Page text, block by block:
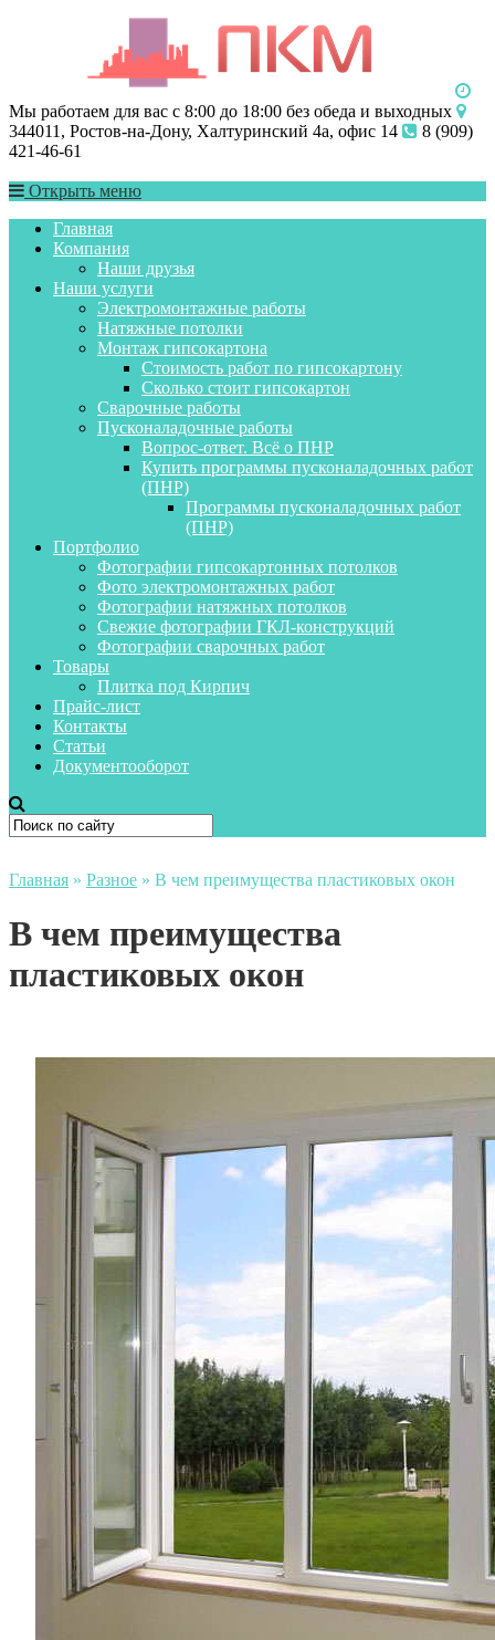
Мы работаем для вас с 8:00 до 18:00 без обеда и выходных
344011, Ростов-на-Дону, Халтуринский 4а, офис 14
8 (909)
421-46-61
Открыть меню
Главная
Компания
Наши друзья
Наши услуги
Электромонтажные работы
Натяжные потолки
Монтаж гипсокартона
Стоимость работ по гипсокартону
Сколько стоит гипсокартон
Сварочные работы
Пусконаладочные работы
Вопрос-ответ. Всё о ПНР
Купить программы пусконаладочных работ
(ПНР)
Программы пусконаладочных работ
(ПНР)
Портфолио
Фотографии гипсокартонных потолков
Фото электромонтажных работ
Фотографии натяжных потолков
Свежие фотографии ГКЛ-конструкций
Фотографии сварочных работ
Товары
Плитка под Кирпич
Прайс-лист
Контакты
Статьи
Документооборот
Главная » Разное » В чем преимущества пластиковых окон
В чем преимущества
пластиковых окон